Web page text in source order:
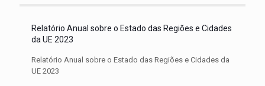
Relatório Anual sobre o Estado das Regiões e Cidades
da UE 2023
Relatório Anual sobre o Estado das Regiões e Cidades da
UE 2023